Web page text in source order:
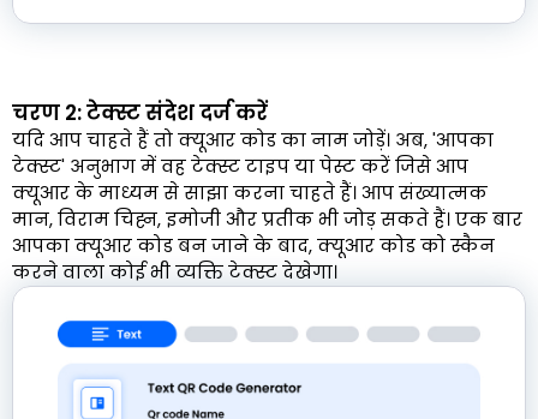
चरण 2: टेक्स्ट संदेश दर्ज करें
यदि आप चाहते हैं तो क्यूआर कोड का नाम जोड़ें। अब, 'आपका
टेक्स्ट' अनुभाग में वह टेक्स्ट टाइप या पेस्ट करें जिसे आप
क्यूआर के माध्यम से साझा करना चाहते हैं। आप संख्यात्मक
मान, विराम चिह्न, इमोजी और प्रतीक भी जोड़ सकते हैं। एक बार
आपका क्यूआर कोड बन जाने के बाद, क्यूआर कोड को स्कैन
करने वाला कोई भी व्यक्ति टेक्स्ट देखेगा।